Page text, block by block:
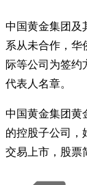
中国黄金集团及
系从未合作，华
际等公司为签约
代表人名章。
中国黄金集团黄
的控股子公司，
交易上市，股票